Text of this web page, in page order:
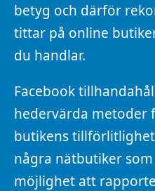
betyg och därför
tittar på online
du handlar.
Facebook
hedervärda metoder
butikens
några nätbutiker
möjlighet att